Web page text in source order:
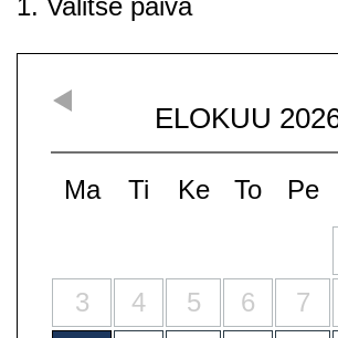
1. Valitse päivä
ELOKUU
Ma Ti Ke To Pe
3
4 5 6 7